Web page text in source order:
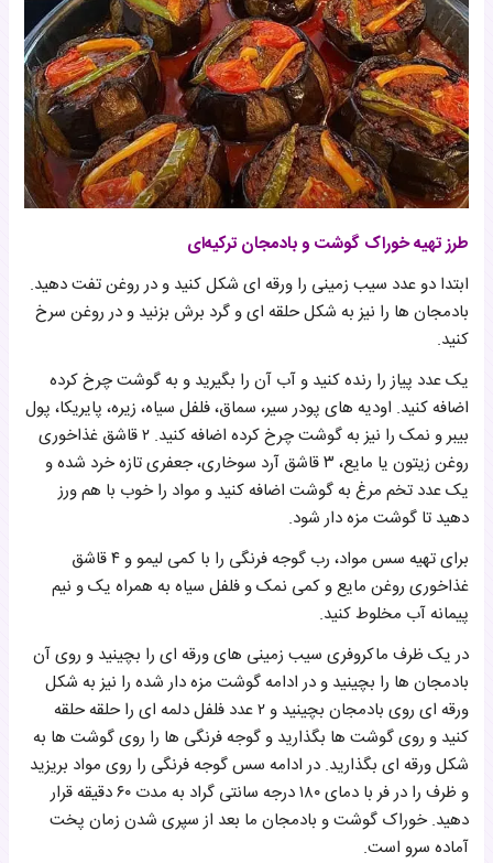
طرز تهیه خوراک گوشت و بادمجان ترکیه‌ای
ابتدا دو عدد سیب زمینی را ورقه ای شکل کنید و در روغن تفت دهید.
بادمجان ها را نیز به شکل حلقه ای و گرد برش بزنید و در روغن سرخ
کنید.
یک عدد پیاز را رنده کنید و آب آن را بگیرید و به گوشت چرخ کرده
اضافه کنید. اودیه های پودر سیر، سماق، فلفل سیاه، زیره، پایریکا، پول
بیبر و نمک را نیز به گوشت چرخ کرده اضافه کنید. ۲ قاشق غذاخوری
روغن زیتون یا مایع، ۳ قاشق آرد سوخاری، جعفری تازه خرد شده و
یک عدد تخم مرغ به گوشت اضافه کنید و مواد را خوب با هم ورز
دهید تا گوشت مزه دار شود.
برای تهیه سس مواد، رب گوجه فرنگی را با کمی لیمو و ۴ قاشق
غذاخوری روغن مایع و کمی نمک و فلفل سیاه به همراه یک و نیم
پیمانه آب مخلوط کنید.
در یک ظرف ماکروفری سیب زمینی های ورقه ای را بچینید و روی آن
بادمجان ها را بچینید و در ادامه گوشت مزه دار شده را نیز به شکل
ورقه ای روی بادمجان بچینید و ۲ عدد فلفل دلمه ای را حلقه حلقه
کنید و روی گوشت ها بگذارید و گوجه فرنگی ها را روی گوشت ها به
شکل ورقه ای بگذارید. در ادامه سس گوجه فرنگی را روی مواد بریزید
و ظرف را در فر با دمای ۱۸۰ درجه سانتی گراد به مدت ۶۰ دقیقه قرار
دهید. خوراک گوشت و بادمجان ما بعد از سپری شدن زمان پخت
آماده سرو است.